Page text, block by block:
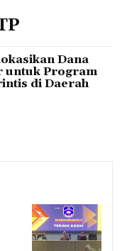
Dana
untuk Program
di Daerah